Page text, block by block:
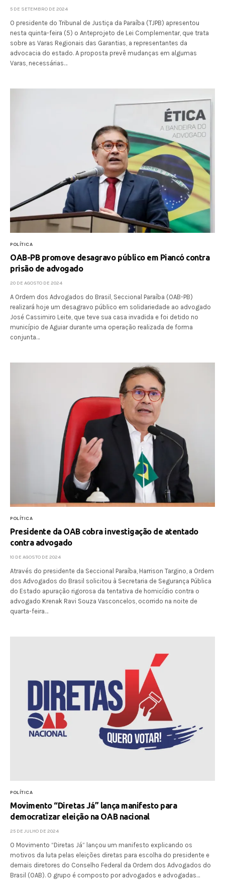
5 DE SETEMBRO DE 2024
O presidente do Tribunal de Justiça da Paraíba (TJPB) apresentou
nesta quinta-feira (5) o Anteprojeto de Lei Complementar, que trata
sobre as Varas Regionais das Garantias, a representantes da
advocacia do estado. A proposta prevê mudanças em algumas
Varas, necessárias…
POLÍTICA
OAB-PB promove desagravo público em Piancó contra
prisão de advogado
20 DE AGOSTO DE 2024
A Ordem dos Advogados do Brasil, Seccional Paraíba (OAB-PB)
realizará hoje um desagravo público em solidariedade ao advogado
José Cassimiro Leite, que teve sua casa invadida e foi detido no
município de Aguiar durante uma operação realizada de forma
conjunta…
POLÍTICA
Presidente da OAB cobra investigação de atentado
contra advogado
10 DE AGOSTO DE 2024
Através do presidente da Seccional Paraíba, Harrison Targino, a Ordem
dos Advogados do Brasil solicitou à Secretaria de Segurança Pública
do Estado apuração rigorosa da tentativa de homicídio contra o
advogado Krenak Ravi Souza Vasconcelos, ocorrido na noite de
quarta-feira…
POLÍTICA
Movimento “Diretas Já” lança manifesto para
democratizar eleição na OAB nacional
25 DE JULHO DE 2024
O Movimento “Diretas Já” lançou um manifesto explicando os
motivos da luta pelas eleições diretas para escolha do presidente e
demais diretores do Conselho Federal da Ordem dos Advogados do
Brasil (OAB). O grupo é composto por advogados e advogadas…